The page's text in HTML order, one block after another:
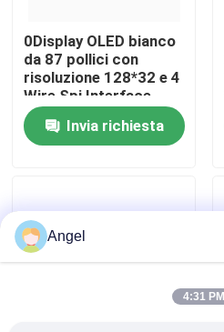
Circa noi
Giro della fabbrica
Controllo di qualità
Contattici
Richieda una citazione
0Display OLED bianco
da 87 pollici con
risoluzione 128*32 e 4
Wire Spi Interface
Invia richiesta
Angel
4:31 PM